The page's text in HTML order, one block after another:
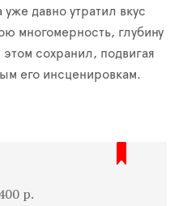
уже давно утратил вкус
многомерность, глубину
сохранил, подвигая
его инсценировкам.
р.